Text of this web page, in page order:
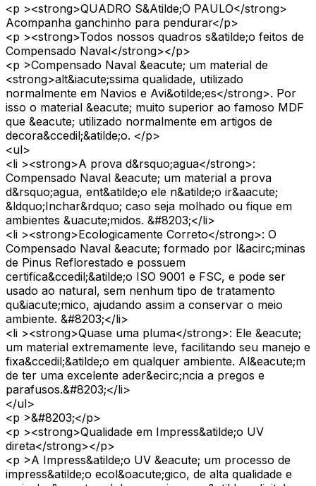
<p ><strong>QUADRO S&Atilde;O PAULO</strong>
Acompanha ganchinho para pendurar</p>
<p ><strong>Todos nossos quadros s&atilde;o feitos de
Compensado Naval</strong></p>
<p >Compensado Naval &eacute; um material de
<strong>alt&iacute;ssima qualidade, utilizado
normalmente em Navios e Avi&otilde;es</strong>. Por
isso o material &eacute; muito superior ao famoso MDF
que &eacute; utilizado normalmente em artigos de
decora&ccedil;&atilde;o. </p>
<ul>
<li ><strong>A prova d&rsquo;agua</strong>:
Compensado Naval &eacute; um material a prova
d&rsquo;agua, ent&atilde;o ele n&atilde;o ir&aacute;
&ldquo;Inchar&rdquo; caso seja molhado ou fique em
ambientes &uacute;midos. &#8203;</li>
<li ><strong>Ecologicamente Correto</strong>: O
Compensado Naval &eacute; formado por l&acirc;minas
de Pinus Reflorestado e possuem
certifica&ccedil;&atilde;o ISO 9001 e FSC, e pode ser
usado ao natural, sem nenhum tipo de tratamento
qu&iacute;mico, ajudando assim a conservar o meio
ambiente. &#8203;</li>
<li ><strong>Quase uma pluma</strong>: Ele &eacute;
um material extremamente leve, facilitando seu manejo e
fixa&ccedil;&atilde;o em qualquer ambiente. Al&eacute;m
de ter uma excelente ader&ecirc;ncia a pregos e
parafusos.&#8203;</li>
</ul>
<p >&#8203;</p>
<p ><strong>Qualidade em Impress&atilde;o UV
direta</strong></p>
<p >A Impress&atilde;o UV &eacute; um processo de
impress&atilde;o ecol&oacute;gico, de alta qualidade e